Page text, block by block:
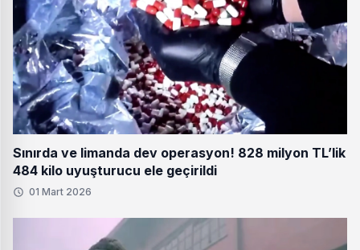
Sınırda ve limanda dev operasyon! 828 milyon TL’lik
484 kilo uyuşturucu ele geçirildi
01 Mart 2026